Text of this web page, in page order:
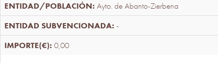
Ayto. de Abanto-Zierbena
-
0,00